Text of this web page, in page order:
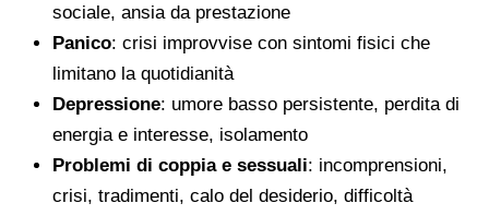
sociale, ansia da prestazione
Panico: crisi improvvise con sintomi fisici che
limitano la quotidianità
Depressione: umore basso persistente, perdita di
energia e interesse, isolamento
Problemi di coppia e sessuali: incomprensioni,
crisi, tradimenti, calo del desiderio, difficoltà